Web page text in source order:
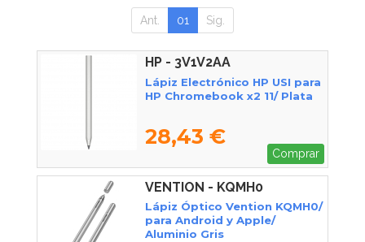
Ant. 01 Sig.
HP - 3V1V2AA
Lápiz Electrónico HP USI para
HP Chromebook x2 11/ Plata
28,43 €
Comprar
VENTION - KQMH0
Lápiz Óptico Vention KQMH0/
para Android y Apple/
Aluminio Gris